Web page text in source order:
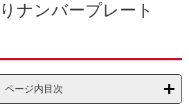
ナンバープレート
ページ内目次